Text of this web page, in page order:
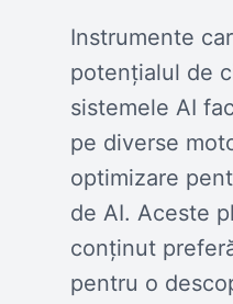
Instrumente
potențialul de
sistemele AI
pe diverse
optimizare
de AI. Aceste
conținut
pentru o